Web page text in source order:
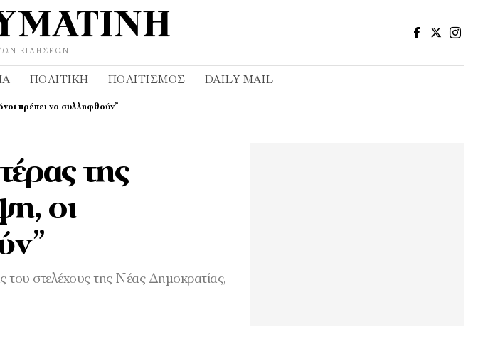
ΕΙΔΉΣΕΩΝ
ΠΟΛΙΤΙΚΉ ΠΟΛΙΤΙΣΜΌΣ DAILY MAIL
πρέπει να συλληφθούν”
της
οι
στελέχους της Νέας Δημοκρατίας,